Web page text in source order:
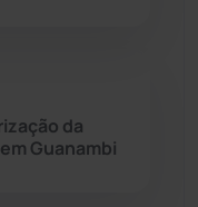
da
Guanambi